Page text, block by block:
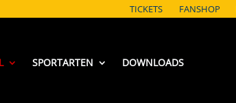
TICKETS FANSHOP
SPORTARTEN DOWNLOADS